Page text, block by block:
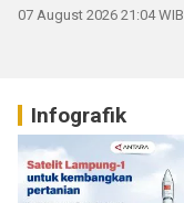
07 August 2026 21:04 WIB
Infografik